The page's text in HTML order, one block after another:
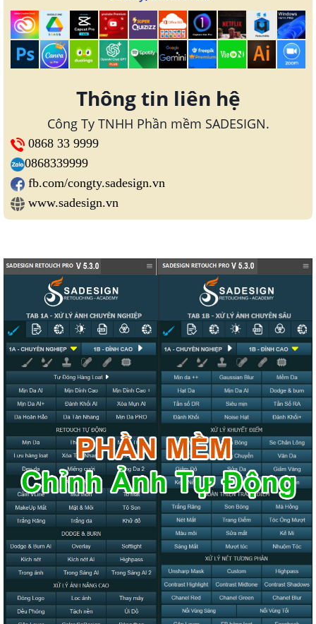
Thông tin liên hệ
Công Ty TNHH Phần mềm SADESIGN.
0868 33 9999
0868339999
fb.com/congty.sadesign.vn
www.sadesign.vn